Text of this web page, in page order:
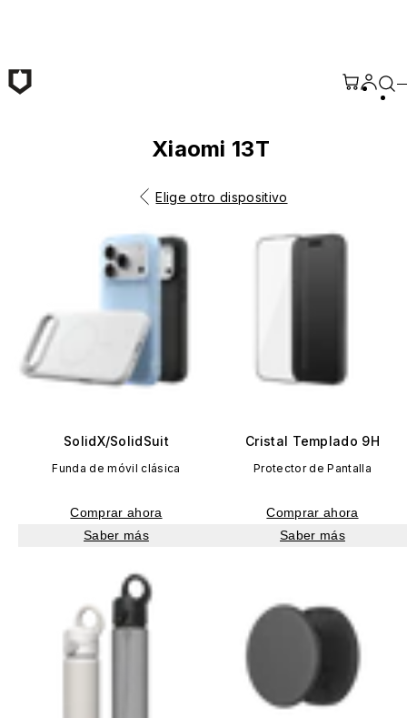
Xiaomi 13T
Elige otro dispositivo
SolidX/SolidSuit
Funda de móvil clásica
Comprar ahora
Saber más
Cristal Templado 9H
Protector de Pantalla
Comprar ahora
Saber más